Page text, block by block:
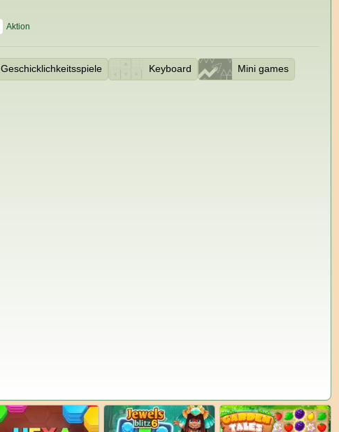
Aktion
Geschicklichkeitsspiele Keyboard
Mini games